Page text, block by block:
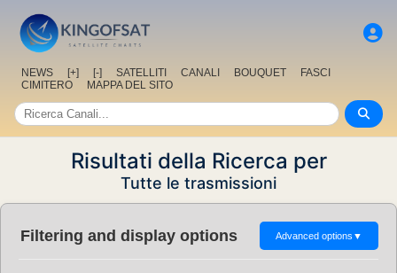
NEWS [+] [-] SATELLITI CANALI BOUQUET
FASCI
CIMITERO
MAPPA DEL SITO
Risultati della Ricerca per
Tutte le trasmissioni
Filtering and display options Advanced options ▼